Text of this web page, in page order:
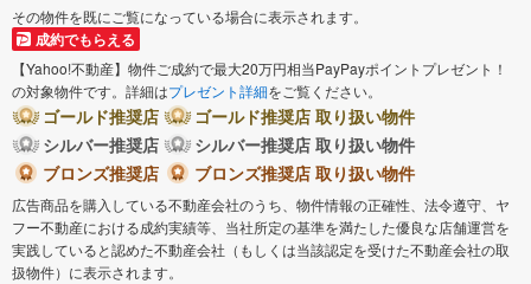
その物件を既にご覧になっている場合に表示されます。
成約でもらえる
【Yahoo!不動産】物件ご成約で最大20万円相当PayPayポイントプレゼント！
の対象物件です。詳細はプレゼント詳細をご覧ください。
ゴールド推奨店
ゴールド推奨店 取り扱い物件
シルバー推奨店
シルバー推奨店 取り扱い物件
ブロンズ推奨店
ブロンズ推奨店 取り扱い物件
広告商品を購入している不動産会社のうち、物件情報の正確性、法令遵守、ヤ
フー不動産における成約実績等、当社所定の基準を満たした優良な店舗運営を
実践していると認めた不動産会社（もしくは当該認定を受けた不動産会社の取
扱物件）に表示されます。